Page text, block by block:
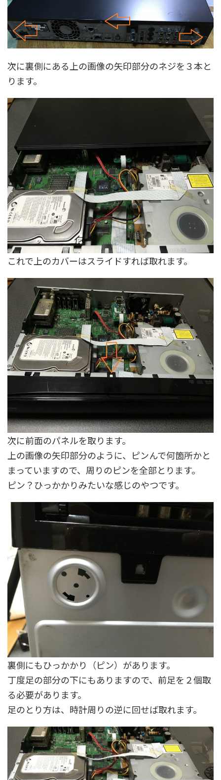
次に裏側にある上の画像の矢印部分のネジを３本と
ります。
これで上のカバーはスライドすれば取れます。
次に前面のパネルを取ります。
上の画像の矢印部分のように、ピンんで何箇所かと
まっていますので、周りのピンを全部とります。
ピン？ひっかかりみたいな感じのやつです。
裏側にもひっかかり（ピン）があります。
丁度足の部分の下にもありますので、前足を２個取
る必要があります。
足のとり方は、時計周りの逆に回せば取れます。